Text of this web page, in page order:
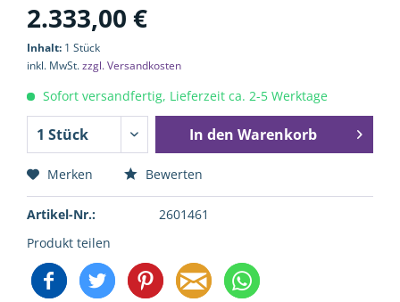
2.333,00 €
Inhalt: 1 Stück
inkl. MwSt.zzgl. Versandkosten
Sofort versandfertig, Lieferzeit ca. 2-5 Werktage
In den Warenkorb
Merken Bewerten
Artikel-Nr.:
2601461
Produkt teilen